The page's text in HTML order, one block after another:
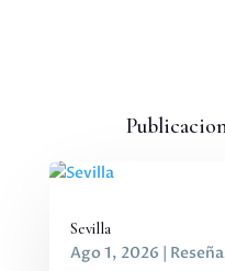
Sevilla
Ago 1, 2026